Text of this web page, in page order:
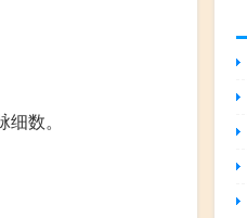
数。